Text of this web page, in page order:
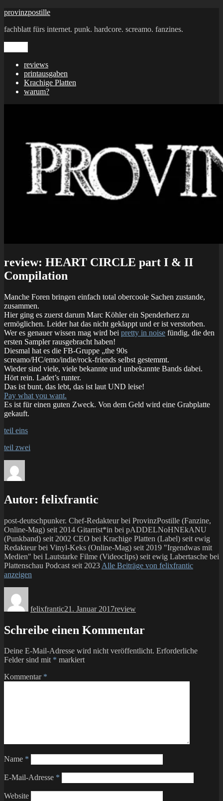
Zum
springen
provinzpostille
fachblatt fürs internet. punk. hardcore. screamo. fanzines.
reviews
printausgaben
Krachige Platten
warum?
review: HEART CIRCLE part I & II
Compilation
Manche Foren bringen einfach total obercoole Sachen zustande,
zusammen.
Hier ging es zuerst darum Marc Köhler ein Spenderherz zu
ermöglichen. Leider hat das nicht geklappt und er ist verstorben.
Wer es genauer wissen mag wird bei pretty in noise fündig, die den
ersten Sampler rausgebracht haben!
Diesmal hat es die FB-Gruppe „the 90s
screamo/HC/emo/indie/rock-friends selbst gestemmt.
Wieder sind viele, viele bekannte und unbekannte Bands dabei.
Hört rein. Ladet’s runter.
Das ist bunt, das lebt, das ist laut UND leise!
Pay what you want.
Es ist für einen guten Zweck. Von dem Geld wird eine Grabplatte
gekauft.
teil eins
teil zwei
Autor: felixfrantic
post-deutschpunker. Chef-Redakteur bei ProvinzPostille (Fanzine,
Online-Mag) seit 2014 Gitarrist*in bei pADDELNoHNEkANU
(Punkband) seit 2002 CEO bei Krachige Platten (Label) seit ewig
Redakteur bei Vinyl-Keks (Online-Mag) seit 2019 "Irgendwas mit
Medien" bei Lautstarke Filme (Videoclips) seit ewig Labertasche bei
Plattenschau Podcast seit 2023 Alle Beiträge von felixfrantic
anzeigen
felixfrantic21. Januar 2017review
Schreibe einen Kommentar
Deine E-Mail-Adresse wird nicht veröffentlicht. Erforderliche
Felder sind mit * markiert
Kommentar *
Name *
E-Mail-Adresse *
Website